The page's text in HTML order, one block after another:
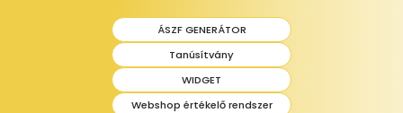
ÁSZF GENERÁTOR
Tanúsítvány
WIDGET
Webshop értékelő rendszer